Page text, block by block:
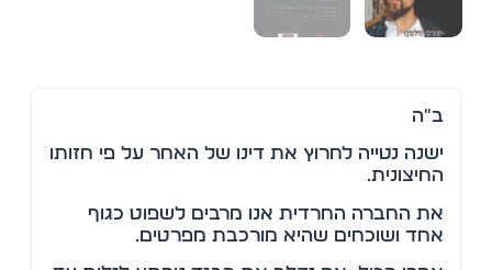
ישנה נטייה לחרוץ את דינו של האחר על פי חזותו
החיצונית.
את החברה החרדית אנו מרבים לשפוט כגוף
אחד ושוכחים שהיא מורכבת מפרטים…